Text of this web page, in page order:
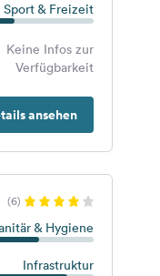
Sport & Freizeit
Keine Infos zur
Verfügbarkeit
ansehen
(6)
& Hygiene
Infrastruktur